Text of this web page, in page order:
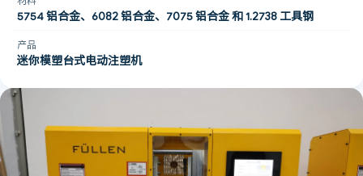
5754 铝合金、6082 铝合金、7075 铝合金 和 1.2738 工具钢
产品
迷你模塑台式电动注塑机